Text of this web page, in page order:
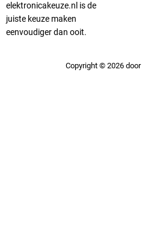
elektronicakeuze.nl is de
juiste keuze maken
eenvoudiger dan ooit.
Copyright © 2026 door